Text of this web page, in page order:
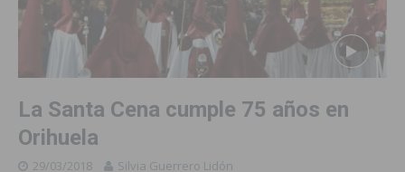
La Santa Cena cumple 75 años en
Orihuela
29/03/2018 Silvia Guerrero Lidón